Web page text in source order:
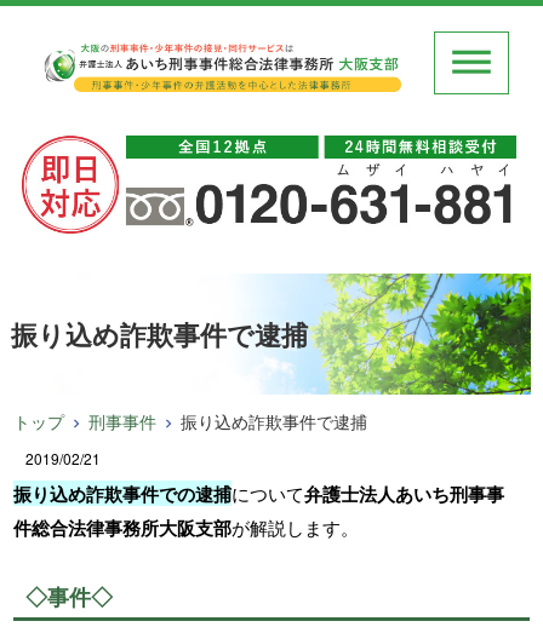
振り込め詐欺事件で逮捕
トップ 刑事事件 振り込め詐欺事件で逮捕
2019/02/21
振り込め詐欺事件での逮捕について弁護士法人あいち刑事事
件総合法律事務所大阪支部が解説します。
◇事件◇